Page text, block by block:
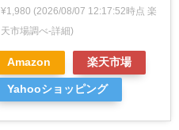
¥1,980 (2026/08/07 12:17:52時点 楽
天市場調べ-詳細)
Amazon 楽天市場
Yahooショッピング